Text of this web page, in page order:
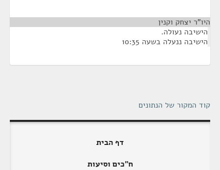
היו"ר יצחק וקנין
הישיבה נעולה.
הישיבה ננעלה בשעה 10:35
קוד המקור של הנתונים
דף הבית
ח"כים וסיעות